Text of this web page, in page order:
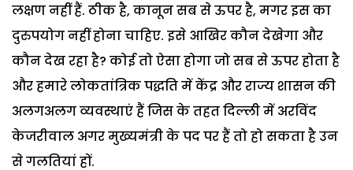
लक्षण नहीं हैं. ठीक है, कानून सब से ऊपर है, मगर इस का
दुरुपयोग नहीं होना चाहिए. इसे आखिर कौन देखेगा और
कौन देख रहा है? कोई तो ऐसा होगा जो सब से ऊपर होता है
और हमारे लोकतांत्रिक पद्धति में केंद्र और राज्य शासन की
अलगअलग व्यवस्थाएं हैं जिस के तहत दिल्ली में अरविंद
केजरीवाल अगर मुख्यमंत्री के पद पर हैं तो हो सकता है उन
से गलतियां हों.